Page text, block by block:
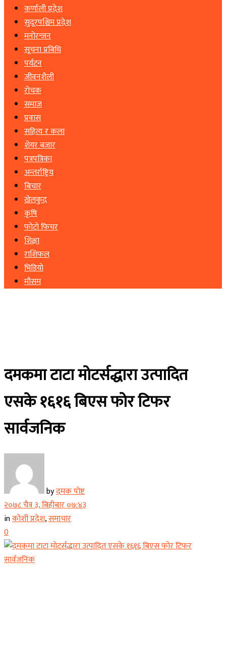
कर्णाली प्रदेश
सुदूरपश्चिम प्रदेश
मनोरन्जन
सूचना प्रबिधि
पर्यटन
जीवनशैली
रोचक
समाज
प्रवास
सहित्य र कला
शेयर बजार
पत्रपत्रिका
अन्तर्राष्ट्रिय
बिचार
खेलकुद
कृषि
फोटो फिचर
शिक्षा
राशिफल
भिडियो
मौसम
दमकमा टाटा मोटर्सद्धारा उत्पादित
एसके १६१६ बिएस फोर टिफर
सार्वजनिक
byदमक पोष्ट
२०७८ चैत्र ३, बिहीबार ०७:४३
inकोशी प्रदेश,समाचार
0